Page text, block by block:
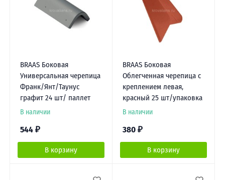
BRAAS Боковая
Универсальная черепица
Франк/Янт/Таунус
графит 24 шт/ паллет
В наличии
544 ₽
В корзину
BRAAS Боковая
Облегченная черепица с
креплением левая,
красный 25 шт/упаковка
В наличии
380 ₽
В корзину